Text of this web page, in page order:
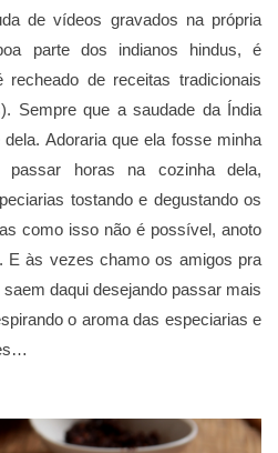
de vídeos gravados na própria
parte dos indianos hindus, é
de receitas tradicionais
Sempre que a saudade da Índia
Adoraria que ela fosse minha
horas na cozinha dela,
tostando e degustando os
como isso não é possível, anoto
E às vezes chamo os amigos pra
daqui desejando passar mais
o aroma das especiarias e